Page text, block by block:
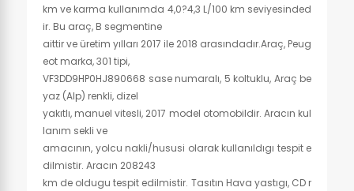
km ve karma kullanımda 4,0?4,3 L/100 km seviyesinded
ir. Bu araç, B segmentine
aittir ve üretim yılları 2017 ile 2018 arasındadır.Araç, Peug
eot marka, 301 tipi,
VF3DD9HP0HJ890668 sase numaralı, 5 koltuklu, Araç be
yaz (Alp) renkli, dizel
yakıtlı, manuel vitesli, 2017 model otomobildir. Aracın kul
lanım sekli ve
amacının, yolcu nakli/hususi olarak kullanıldıgı tespit e
dilmistir. Aracın 208243
km de oldugu tespit edilmistir. Tasıtın Hava yastıgı, CD r